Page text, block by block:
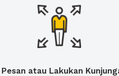
atau Lakukan